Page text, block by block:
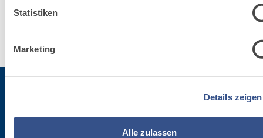
Statistiken
Marketing
Details zeigen
Alle zulassen
Für die Newsletter anmelden